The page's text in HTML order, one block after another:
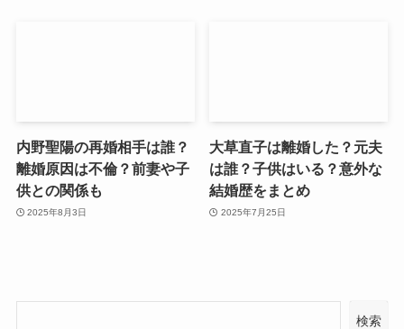
内野聖陽の再婚相手は誰？
離婚原因は不倫？前妻や子
供との関係も
2025年8月3日
大草直子は離婚した？元夫
は誰？子供はいる？意外な
結婚歴をまとめ
2025年7月25日
検索